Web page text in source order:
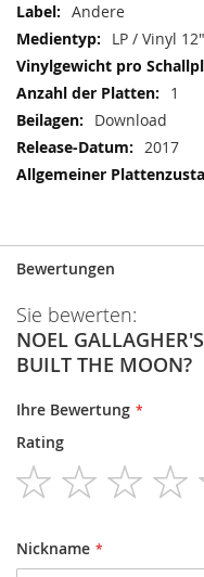
Andere
LP / Vinyl 12"
1
Download
2017
Bewertungen
Sie bewerten:
NOEL
BUILT THE MOON?
Ihre Bewertung
Rating
1
star
2
stars
3
stars
Nickname